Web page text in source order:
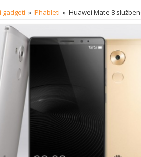
gadgeti » Phableti » Huawei Mate 8